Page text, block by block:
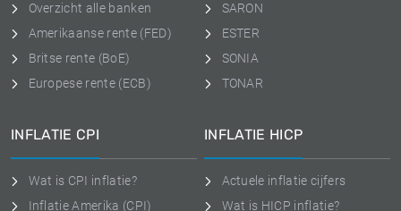
Overzicht alle banken
Amerikaanse rente (FED)
Britse rente (BoE)
Europese rente (ECB)
SARON
ESTER
SONIA
TONAR
INFLATIE CPI
Wat is CPI inflatie?
Inflatie Amerika (CPI)
INFLATIE HICP
Actuele inflatie cijfers
Wat is HICP inflatie?